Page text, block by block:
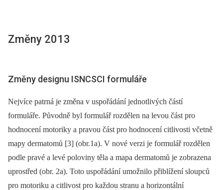
Změny 2013
Změny designu ISNCSCI formuláře
Nejvíce patrná je změna v uspořádání jednotlivých částí
formuláře. Původně byl formulář rozdělen na levou část pro
hodnocení motoriky a pravou část pro hodnocení citlivosti včetně
mapy dermatomů [3] (obr.1a). V nové verzi je formulář rozdělen
podle pravé a levé poloviny těla a mapa dermatomů je zobrazena
uprostřed (obr. 2a). Toto uspořádání umožnilo přiblížení sloupců
pro motoriku a citlivost pro každou stranu a horizontální